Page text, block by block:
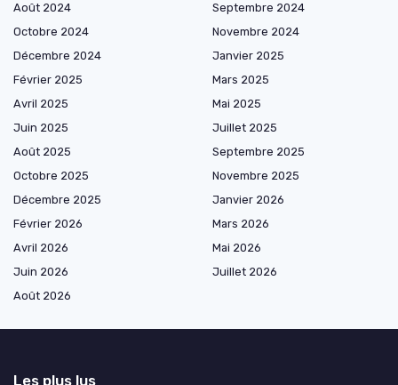
Août 2024
Septembre 2024
Octobre 2024
Novembre 2024
Décembre 2024
Janvier 2025
Février 2025
Mars 2025
Avril 2025
Mai 2025
Juin 2025
Juillet 2025
Août 2025
Septembre 2025
Octobre 2025
Novembre 2025
Décembre 2025
Janvier 2026
Février 2026
Mars 2026
Avril 2026
Mai 2026
Juin 2026
Juillet 2026
Août 2026
Les plus lus